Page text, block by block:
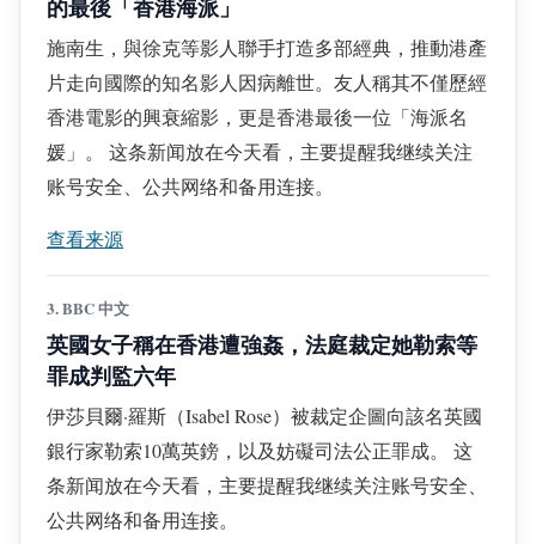
的最後「香港海派」
施南生，與徐克等影人聯手打造多部經典，推動港產
片走向國際的知名影人因病離世。友人稱其不僅歷經
香港電影的興衰縮影，更是香港最後一位「海派名
媛」。 这条新闻放在今天看，主要提醒我继续关注
账号安全、公共网络和备用连接。
查看来源
3. BBC 中文
英國女子稱在香港遭強姦，法庭裁定她勒索等
罪成判監六年
伊莎貝爾·羅斯（Isabel Rose）被裁定企圖向該名英國
銀行家勒索10萬英鎊，以及妨礙司法公正罪成。 这
条新闻放在今天看，主要提醒我继续关注账号安全、
公共网络和备用连接。